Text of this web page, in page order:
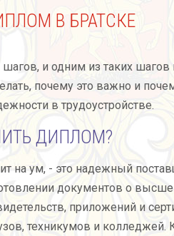
В БРАТСКЕ
и одним из таких
почему это важно и
в трудоустройстве.
ДИПЛОМ?
на ум, - это надежный
документов о
приложений и
техникумов и колледжей.